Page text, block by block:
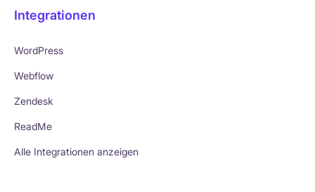
Integrationen
WordPress
Webflow
Zendesk
ReadMe
Alle Integrationen anzeigen